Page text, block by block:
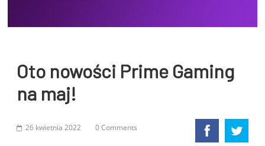
Oto nowości Prime Gaming
na maj!
26 kwietnia 2022 0 Comments